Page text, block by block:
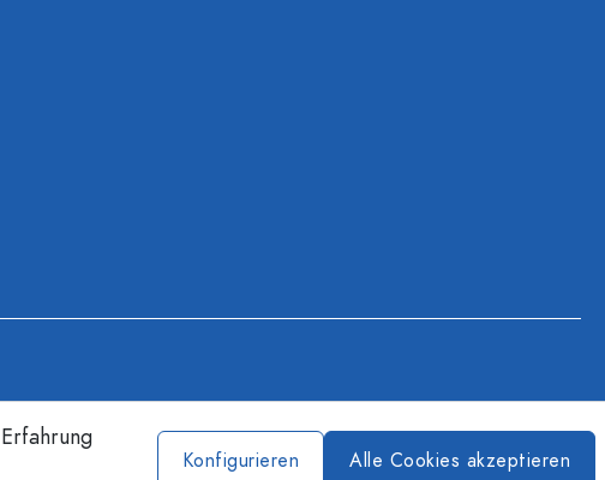
Konfigurieren Alle Cookies akzeptieren